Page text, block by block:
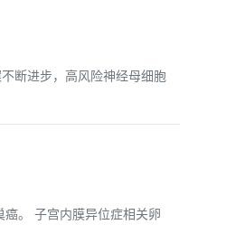
断进步，高风险神经母细胞
癌。 子宫内膜异位症相关卵